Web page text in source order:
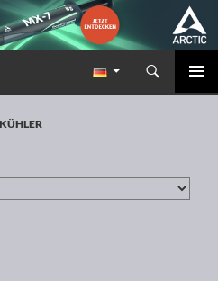
Hardware Portal